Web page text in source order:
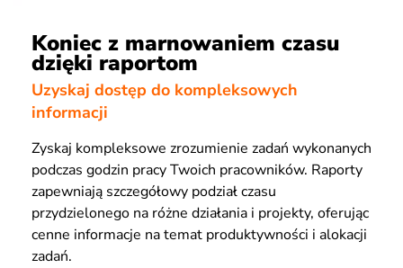
Koniec z marnowaniem czasu
dzięki raportom
Uzyskaj dostęp do kompleksowych
informacji
Zyskaj kompleksowe zrozumienie zadań wykonanych
podczas godzin pracy Twoich pracowników. Raporty
zapewniają szczegółowy podział czasu
przydzielonego na różne działania i projekty, oferując
cenne informacje na temat produktywności i alokacji
zadań.